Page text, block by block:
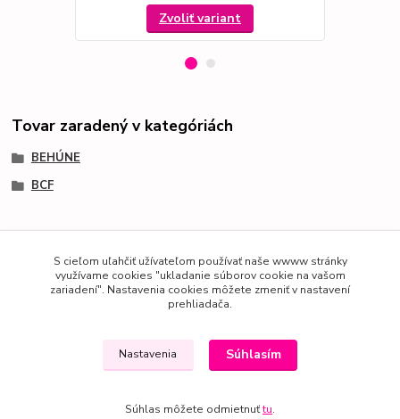
Zvoliť variant
Tovar zaradený v kategóriách
BEHÚNE
BCF
S cieľom uľahčiť užívateľom používať naše wwww stránky
využívame cookies "ukladanie súborov cookie na vašom
zariadení". Nastavenia cookies môžete zmeniť v nastavení
prehliadača.
Nastavenia Súhlasím
Súhlas môžete odmietnuťtu.